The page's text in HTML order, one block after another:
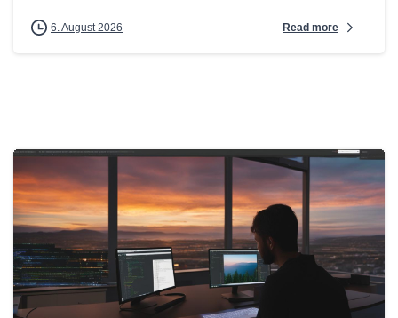
6. August 2026 Read more